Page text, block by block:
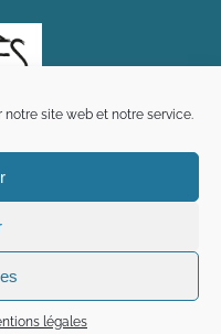
site web et notre service.
légales